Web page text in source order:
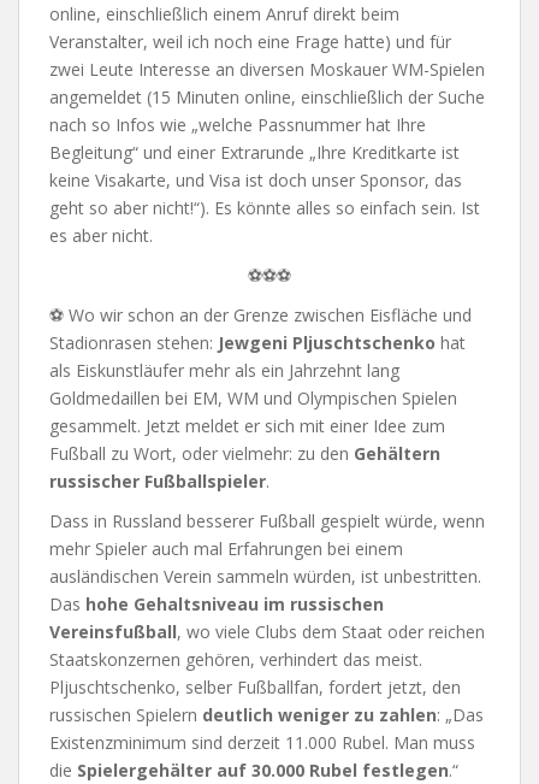
online, einschließlich einem Anruf direkt beim
Veranstalter, weil ich noch eine Frage hatte) und für
zwei Leute Interesse an diversen Moskauer WM-Spielen
angemeldet (15 Minuten online, einschließlich der Suche
nach so Infos wie „welche Passnummer hat Ihre
Begleitung“ und einer Extrarunde „Ihre Kreditkarte ist
keine Visakarte, und Visa ist doch unser Sponsor, das
geht so aber nicht!“). Es könnte alles so einfach sein. Ist
es aber nicht.
⚽⚽⚽
⚽ Wo wir schon an der Grenze zwischen Eisfläche und
Stadionrasen stehen: Jewgeni Pljuschtschenko hat
als Eiskunstläufer mehr als ein Jahrzehnt lang
Goldmedaillen bei EM, WM und Olympischen Spielen
gesammelt. Jetzt meldet er sich mit einer Idee zum
Fußball zu Wort, oder vielmehr: zu den Gehältern
russischer Fußballspieler.
Dass in Russland besserer Fußball gespielt würde, wenn
mehr Spieler auch mal Erfahrungen bei einem
ausländischen Verein sammeln würden, ist unbestritten.
Das hohe Gehaltsniveau im russischen
Vereinsfußball, wo viele Clubs dem Staat oder reichen
Staatskonzernen gehören, verhindert das meist.
Pljuschtschenko, selber Fußballfan, fordert jetzt, den
russischen Spielern deutlich weniger zu zahlen: „Das
Existenzminimum sind derzeit 11.000 Rubel. Man muss
die Spielergehälter auf 30.000 Rubel festlegen.“